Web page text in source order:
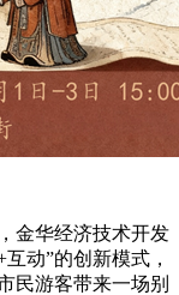
金华经济技术开发
动”的创新模式，
民游客带来一场别